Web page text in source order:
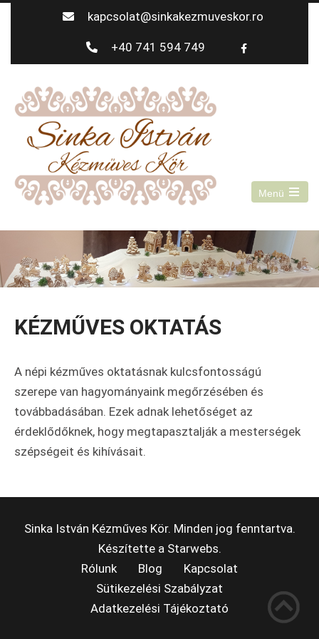
kapcsolat@sinkakezmuveskor.ro
+40 741 594 749
Menü
KÉZMŰVES OKTATÁS
A népi kézműves oktatásnak kulcsfontosságú
szerepe van hagyományaink megőrzésében és
továbbadásában. Ezek adnak lehetőséget az
érdeklődőknek, hogy megtapasztalják a mesterségek
szépségeit és kihívásait.
Sinka István Kézműves Kör. Minden jog fenntartva.
Készítette a Starwebs.
Rólunk
Blog
Kapcsolat
Sütikezelési Szabályzat
Adatkezelési Tájékoztató